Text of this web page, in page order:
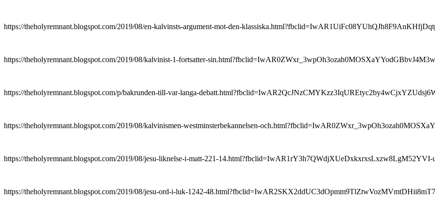
https://theholyremnant.blogspot.com/2019/08/en-kalvinsts-argument-mot-den-
https://theholyremnant.blogspot.com/2019/08/kalvinist-1-fortsatter-
https://theholyremnant.blogspot.com/p/bakrunden-till-var-langa-
https://theholyremnant.blogspot.com/2019/08/kalvinismen-westminsterbekannelsen-
https://theholyremnant.blogspot.com/2019/08/jesu-liknelse-i-matt-221-
https://theholyremnant.blogspot.com/2019/08/jesu-ord-i-luk-1242-